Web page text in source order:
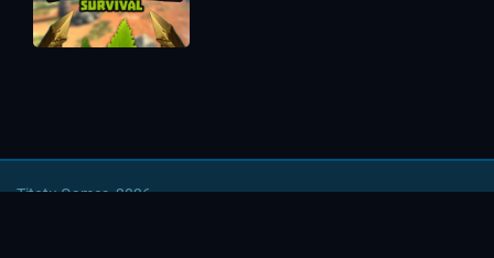
Titotu Games, 2026